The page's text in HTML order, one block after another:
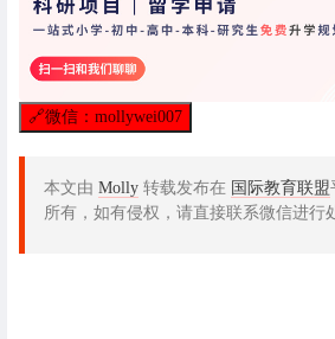
🔗微信：mollywei007
本文由 Molly 转载发布在 国际教育联盟
所有，如有侵权，请直接联系微信进行